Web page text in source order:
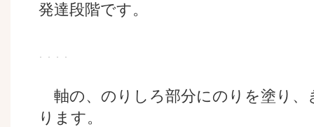
発達段階です。
軸の、のりしろ部分にのりを塗り、
ります。